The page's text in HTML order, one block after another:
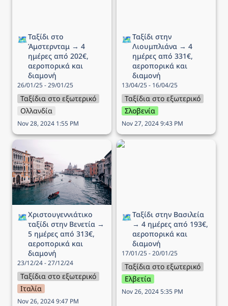
🗺️Ταξίδι στο
Άμστερνταμ → 4
ημέρες από 202€,
αεροπορικά και
διαμονή
26/01/25 - 29/01/25
Ταξίδια στο εξωτερικό
Ολλανδία
Nov 28, 2024 1:55 PM
🗺️Ταξίδι στην
Λιουμπλιάνα → 4
ημέρες από 331€,
αεροπορικά και
διαμονή
13/04/25 - 16/04/25
Ταξίδια στο εξωτερικό
Σλοβενία
Nov 27, 2024 9:43 PM
Χριστουγεννιάτικο ταξίδι
στην Βενετία → 5 ημέρες
από 313€, αεροπορικά
και διαμονή
🗺️Χριστουγεννιάτικο
ταξίδι στην Βενετία →
5 ημέρες από 313€,
αεροπορικά και
διαμονή
23/12/24 - 27/12/24
Ταξίδια στο εξωτερικό
Ιταλία
Nov 26, 2024 9:47 PM
Ταξίδι στην Βασιλεία → 4
🗺️Ταξίδι στην Βασιλεία
→ 4 ημέρες από 193€,
αεροπορικά και
διαμονή
17/01/25 - 20/01/25
Ταξίδια στο εξωτερικό
Ελβετία
Nov 26, 2024 5:35 PM